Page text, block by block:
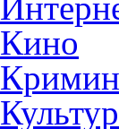
Кино